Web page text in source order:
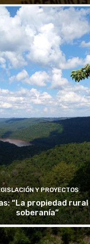
Y PROYECTOS
“La propiedad rural
soberanía”